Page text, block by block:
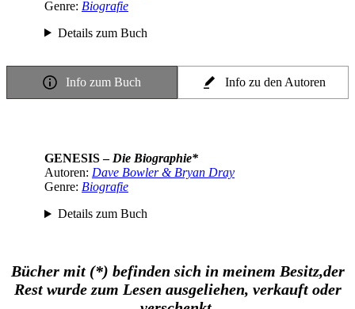
Genre: Biografie
Details zum Buch
Info zum Buch Info zu den Autoren
GENESIS – Die Biographie*
Autoren: Dave Bowler & Bryan Dray
Genre: Biografie
Details zum Buch
Bücher mit (*) befinden sich in meinem Besitz,der
Rest wurde zum Lesen ausgeliehen, verkauft oder